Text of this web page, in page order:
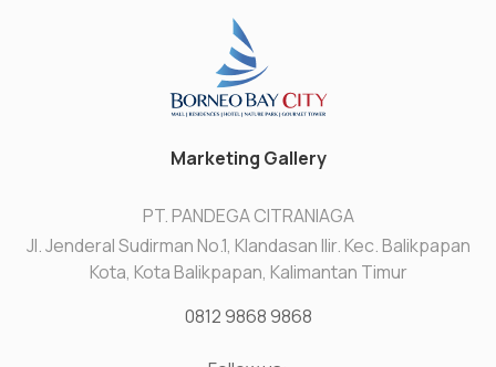
Marketing Gallery
PT. PANDEGA CITRANIAGA
Jl. Jenderal Sudirman No.1, Klandasan Ilir. Kec. Balikpapan
Kota, Kota Balikpapan, Kalimantan Timur
0812 9868 9868